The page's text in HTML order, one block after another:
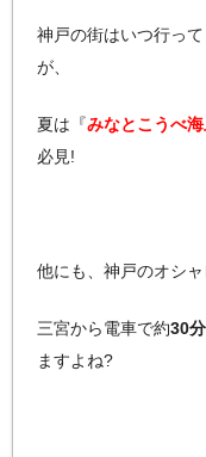
神戸の街はいつ行っ
が、
夏は『みなとこうべ
必見!
他にも、神戸のオシ
三宮から電車で約30分
ますよね?